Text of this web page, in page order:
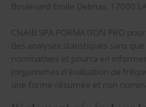
Boulevard Emile Delmas, 17000
CNAIB SPA FORMATION PRO
des analyses statistiques sans
nominatives et pourra en
(organismes d'évaluation de
une forme résumée et non